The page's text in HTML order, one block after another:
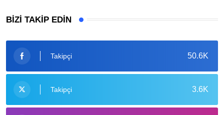
BIZI TAKIP EDIN
50.6K
Takipçi
3.6K
Takipçi